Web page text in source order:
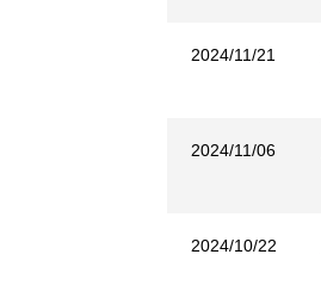
2024/11/21
2024/11/06
2024/10/22